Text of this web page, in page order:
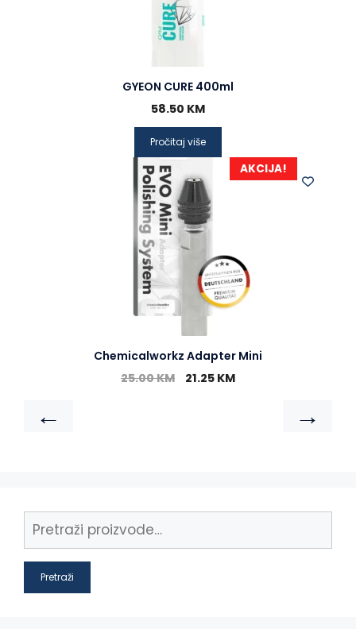
GYEON CURE 400ml
58.50 KM
Pročitaj više
AKCIJA!
Chemicalworkz Adapter Mini
25.00KM 21.25 KM
← →
Pretraži